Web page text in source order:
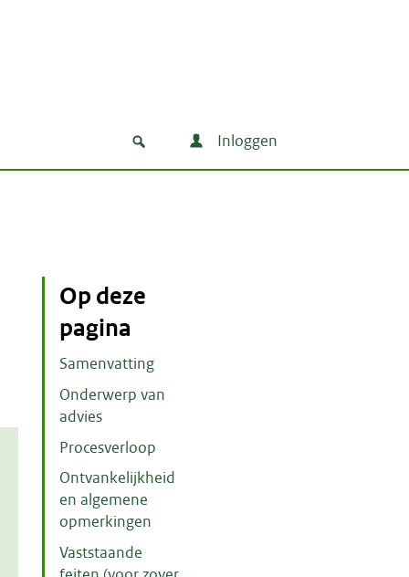
Inloggen
Op deze
pagina
Samenvatting
Onderwerp van
advies
Procesverloop
Ontvankelijkheid
en algemene
opmerkingen
Vaststaande